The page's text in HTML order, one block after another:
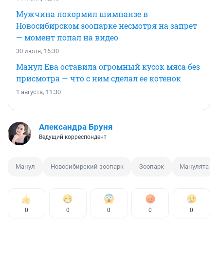
Мужчина покормил шимпанзе в
Новосибирском зоопарке несмотря на запрет
— момент попал на видео
30 июля, 16:30
Манул Ева оставила огромный кусок мяса без
присмотра — что с ним сделал ее котенок
1 августа, 11:30
Александра Бруня
Ведущий корреспондент
Манул Новосибирский зоопарк Зоопарк Манулята
0 0 0 0 0